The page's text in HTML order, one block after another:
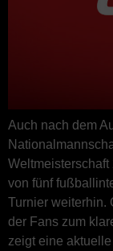
Auch nach dem
von fünf
Turnier weiterhin.
der Fans zum
zeigt eine